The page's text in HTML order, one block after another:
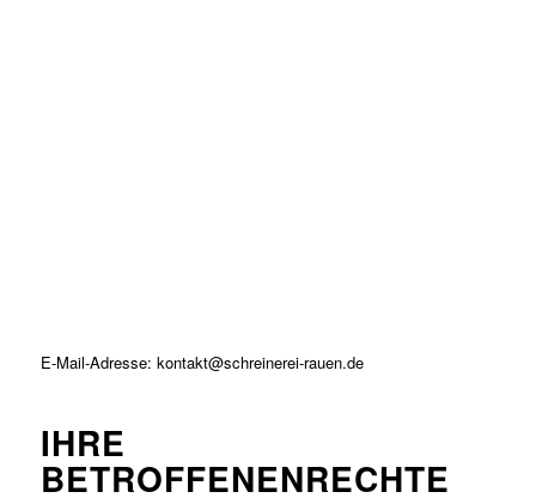
E-Mail-Adresse: kontakt@schreinerei-rauen.de
IHRE
BETROFFENENRECHTE